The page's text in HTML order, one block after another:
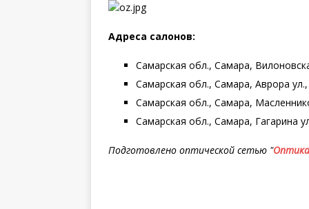
Адреса салонов:
Самарская обл., Самара,
Самарская обл., Самара, Аврора
Самарская обл., Самара,
Самарская обл., Самара, Гагарина
Подготовлено оптической сетью "